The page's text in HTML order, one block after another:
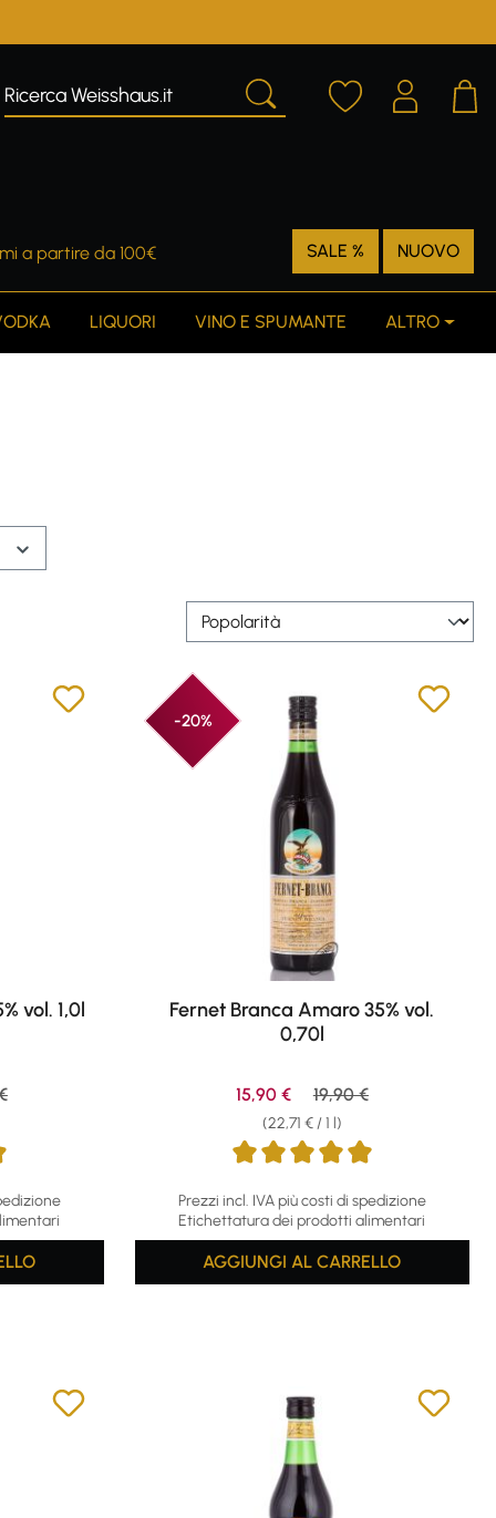
a partire da 100€ SALE % NUOVO
LIQUORI VINO E SPUMANTE ALTRO
vol. 1,0l
price:
-20%
Fernet Branca Amaro 35% vol.
0,70l
Prezzi incl. IVA più costi di spedizione
Etichettatura dei prodotti alimentari
(22,71 € / 1 l)
Sale price:
15,90 € Regular price:
19,90 €
AGGIUNGI AL CARRELLO